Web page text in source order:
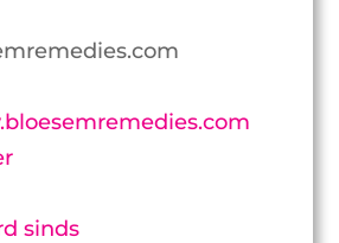
sinds